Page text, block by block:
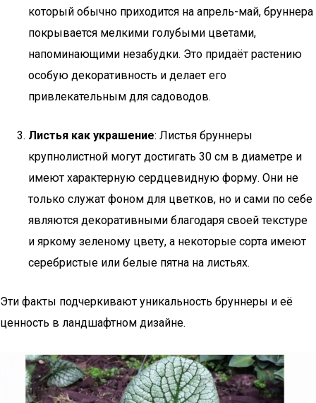
который обычно приходится на апрель-май, бруннера
покрывается мелкими голубыми цветами,
напоминающими незабудки. Это придаёт растению
особую декоративность и делает его
привлекательным для садоводов.
Листья как украшение: Листья бруннеры
крупнолистной могут достигать 30 см в диаметре и
имеют характерную сердцевидную форму. Они не
только служат фоном для цветков, но и сами по себе
являются декоративными благодаря своей текстуре
и яркому зеленому цвету, а некоторые сорта имеют
серебристые или белые пятна на листьях.
Эти факты подчеркивают уникальность бруннеры и её
ценность в ландшафтном дизайне.